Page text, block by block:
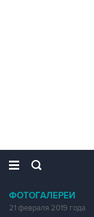
ФОТОГАЛЕРЕИ
21 февраля 2019 года